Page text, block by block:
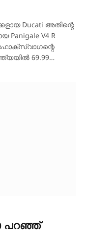
Ducati അതിന്റെ
V4 R
ഫോക്‌സ്‌വാഗന്റെ
69.99…
പറഞ്ഞ്